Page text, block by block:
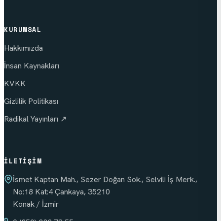
KURUMSAL
Hakkımızda
İnsan Kaynakları
KVKK
Gizlilik Politikası
Radikal Yayınları ↗
İLETIŞIM
İsmet Kaptan Mah., Sezer Doğan Sok., Selvili İş Merk.,
No:18 Kat:4 Çankaya, 35210
Konak / İzmir